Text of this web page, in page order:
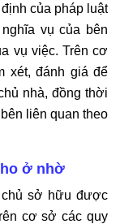
của pháp luật
vụ của bên
vụ việc. Trên cơ
xét, đánh giá để
nhà, đồng thời
liên quan theo
ở nhờ
sở hữu được
cơ sở các quy